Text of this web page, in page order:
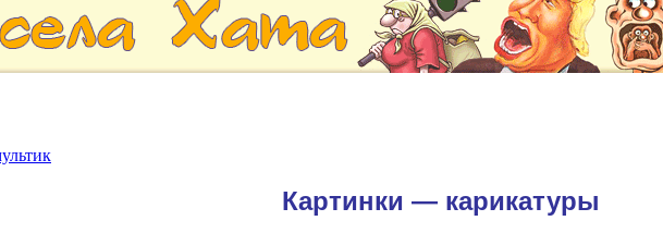
Картинки — карикатуры